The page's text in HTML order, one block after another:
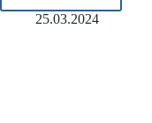
Niedersachsen:
25.03.2024